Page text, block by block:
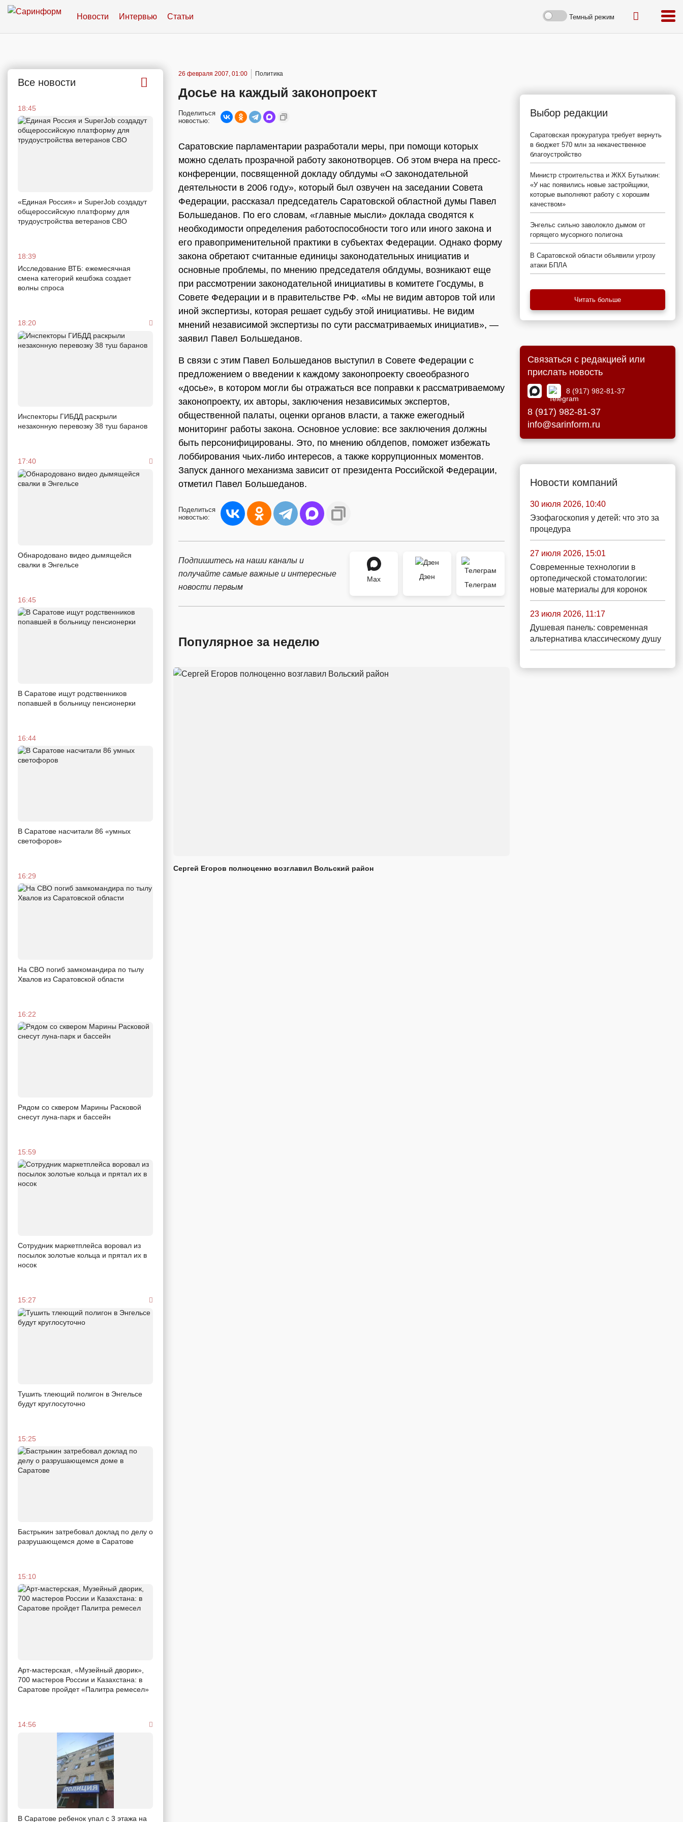
Новости Интервью Статьи Темный режим
Все новости
18:45
«Единая Россия» и SuperJob создадут
общероссийскую платформу для
трудоустройства ветеранов СВО
18:39
Исследование ВТБ: ежемесячная
смена категорий кешбэка создает
волны спроса
18:20
Инспекторы ГИБДД раскрыли
незаконную перевозку 38 туш баранов
17:40
Обнародовано видео дымящейся
свалки в Энгельсе
16:45
В Саратове ищут родственников
попавшей в больницу пенсионерки
16:44
В Саратове насчитали 86 «умных
светофоров»
16:29
На СВО погиб замкомандира по тылу
Хвалов из Саратовской области
16:22
Рядом со сквером Марины Расковой
снесут луна-парк и бассейн
15:59
Сотрудник маркетплейса воровал из
посылок золотые кольца и прятал их в
носок
15:27
Тушить тлеющий полигон в Энгельсе
будут круглосуточно
15:25
Бастрыкин затребовал доклад по делу о
разрушающемся доме в Саратове
15:10
Арт-мастерская, «Музейный дворик»,
700 мастеров России и Казахстана: в
Саратове пройдет «Палитра ремесел»
14:56
В Саратове ребенок упал с 3 этажа на
26 февраля 2007, 01:00 Политика
Досье на каждый законопроект
Поделиться
новостью:
Саратовские парламентарии разработали меры, при помощи которых
можно сделать прозрачной работу законотворцев. Об этом вчера на пресс-
конференции, посвященной докладу облдумы «О законодательной
деятельности в 2006 году», который был озвучен на заседании Совета
Федерации, рассказал председатель Саратовской областной думы Павел
Большеданов. По его словам, «главные мысли» доклада сводятся к
необходимости определения работоспособности того или иного закона и
его правоприменительной практики в субъектах Федерации. Однако форму
закона обретают считанные единицы законодательных инициатив и
основные проблемы, по мнению председателя облдумы, возникают еще
при рассмотрении законодательной инициативы в комитете Госдумы, в
Совете Федерации и в правительстве РФ. «Мы не видим авторов той или
иной экспертизы, которая решает судьбу этой инициативы. Не видим
мнений независимой экспертизы по сути рассматриваемых инициатив», —
заявил Павел Большеданов.
В связи с этим Павел Большеданов выступил в Совете Федерации с
предложением о введении к каждому законопроекту своеобразного
«досье», в котором могли бы отражаться все поправки к рассматриваемому
законопроекту, их авторы, заключения независимых экспертов,
общественной палаты, оценки органов власти, а также ежегодный
мониторинг работы закона. Основное условие: все заключения должны
быть персонифицированы. Это, по мнению облдепов, поможет избежать
лоббирования чьих-либо интересов, а также коррупционных моментов.
Запуск данного механизма зависит от президента Российской Федерации,
отметил Павел Большеданов.
Поделиться
новостью:
Подпишитесь на наши каналы и
получайте самые важные и интересные
новости первым
Max
Дзен
Телеграм
Популярное за неделю
Сергей Егоров полноценно возглавил Вольский район
Выбор редакции
Саратовская прокуратура требует вернуть
в бюджет 570 млн за некачественное
благоустройство
Министр строительства и ЖКХ Бутылкин:
«У нас появились новые застройщики,
которые выполняют работу с хорошим
качеством»
Энгельс сильно заволокло дымом от
горящего мусорного полигона
В Саратовской области объявили угрозу
атаки БПЛА
Читать больше
Связаться с редакцией или
прислать новость
8 (917) 982-81-37
8 (917) 982-81-37
info@sarinform.ru
Новости компаний
30 июля 2026, 10:40
Эзофагоскопия у детей: что это за
процедура
27 июля 2026, 15:01
Современные технологии в
ортопедической стоматологии:
новые материалы для коронок
23 июля 2026, 11:17
Душевая панель: современная
альтернатива классическому душу